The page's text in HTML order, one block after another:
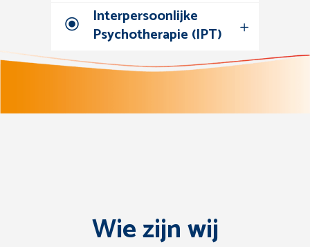
Interpersoonlijke
Psychotherapie (IPT)
Wie zijn wij